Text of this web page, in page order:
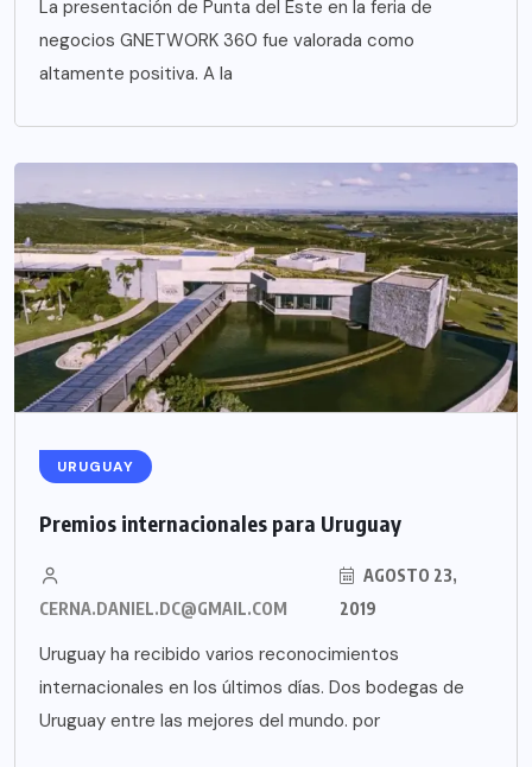
La presentación de Punta del Este en la feria de
negocios GNETWORK 360 fue valorada como
altamente positiva. A la
URUGUAY
Premios internacionales para Uruguay
CERNA.DANIEL.DC@GMAIL.COM
AGOSTO 23,
2019
Uruguay ha recibido varios reconocimientos
internacionales en los últimos días. Dos bodegas de
Uruguay entre las mejores del mundo. por